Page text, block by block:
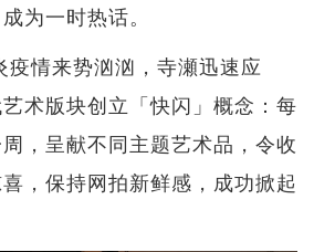
为一时热话。
情来势汹汹，寺瀬迅速应
术版块创立「快闪」概念：每
，呈献不同主题艺术品，令收
，保持网拍新鲜感，成功掀起